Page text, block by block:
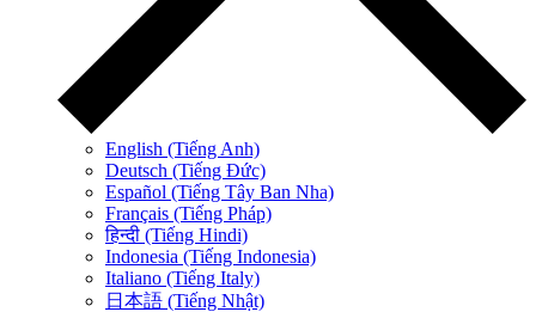
English (Tiếng Anh)
Deutsch (Tiếng Đức)
Español (Tiếng Tây Ban Nha)
Français (Tiếng Pháp)
हिन्दी (Tiếng Hindi)
Indonesia (Tiếng Indonesia)
Italiano (Tiếng Italy)
日本語 (Tiếng Nhật)